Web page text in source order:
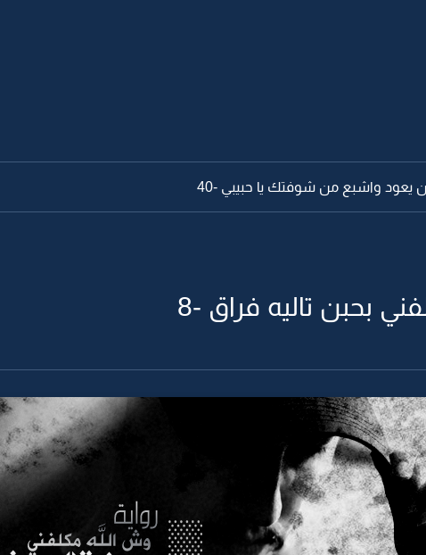
يعود واشبع من شوفتك يا حبيبي -40
بحبن تاليه فراق -8